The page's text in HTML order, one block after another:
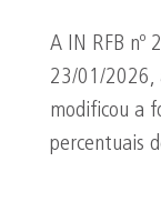
A IN RFB nº
23/01/2026,
modificou a
percentuais